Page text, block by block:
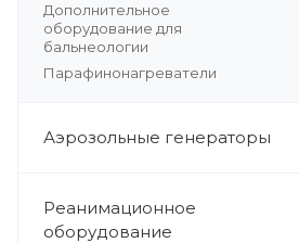
Дополнительное
оборудование для
бальнеологии
Парафинонагреватели
Аэрозольные генераторы
Реанимационное
оборудование